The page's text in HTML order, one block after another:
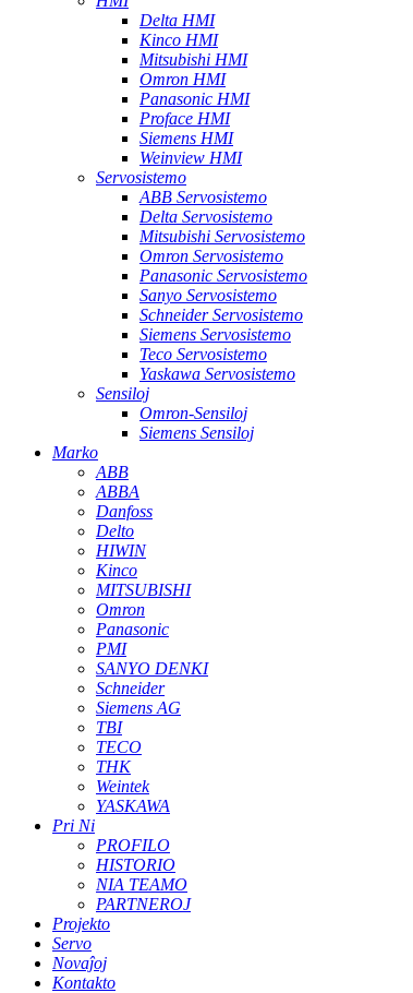
Delta HMI
Kinco HMI
Mitsubishi HMI
Omron HMI
Panasonic HMI
Proface HMI
Siemens HMI
Weinview HMI
Servosistemo
ABB Servosistemo
Delta Servosistemo
Mitsubishi Servosistemo
Omron Servosistemo
Panasonic Servosistemo
Sanyo Servosistemo
Schneider Servosistemo
Siemens Servosistemo
Teco Servosistemo
Yaskawa Servosistemo
Sensiloj
Omron-Sensiloj
Siemens Sensiloj
Marko
ABB
ABBA
Danfoss
Delto
HIWIN
Kinco
MITSUBISHI
Omron
Panasonic
PMI
SANYO DENKI
Schneider
Siemens AG
TBI
TECO
THK
Weintek
YASKAWA
Pri Ni
PROFILO
HISTORIO
NIA TEAMO
PARTNEROJ
Projekto
Servo
Novaĵoj
Kontakto